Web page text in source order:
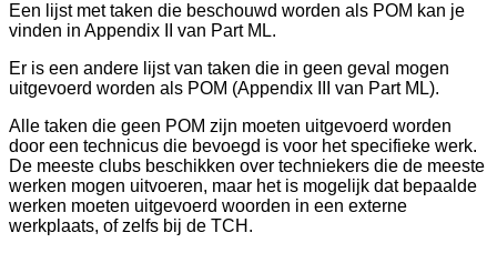
Een lijst met taken die beschouwd worden als POM kan je
vinden in Appendix II van Part ML.
Er is een andere lijst van taken die in geen geval mogen
uitgevoerd worden als POM (Appendix III van Part ML).
Alle taken die geen POM zijn moeten uitgevoerd worden
door een technicus die bevoegd is voor het specifieke werk.
De meeste clubs beschikken over techniekers die de meeste
werken mogen uitvoeren, maar het is mogelijk dat bepaalde
werken moeten uitgevoerd woorden in een externe
werkplaats, of zelfs bij de TCH.